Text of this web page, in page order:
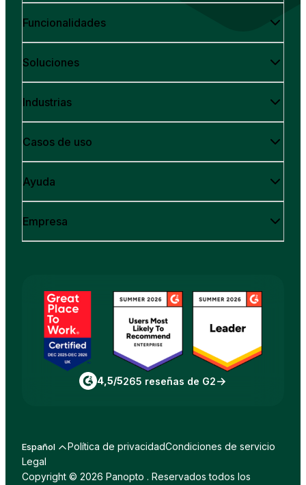
Funcionalidades
Soluciones
Industrias
Casos de uso
Ayuda
Empresa
4,5/5265 reseñas de G2
Español Política de privacidadCondiciones de servicio
Legal
Copyright © 2026 Panopto . Reservados todos los